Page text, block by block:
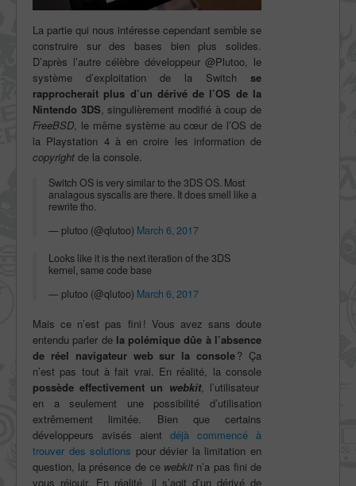
La partie qui nous intéresse cependant semble se
construire sur des bases bien plus solides.
D’après l’autre célèbre développeur @Plutoo, le
système d’exploitation de la Switch se
rapprocherait plus d’un dérivé de l’OS de la
Nintendo 3DS, singulièrement modifié à coup de
FreeBSD, le même système au cœur de l’OS de
la Playstation 4 à en croire les information de
copyright de la console.
Switch OS is very similar to the 3DS OS. Most
analagous syscalls are there. It does smell like a
rewrite tho.
— plutoo (@qlutoo) March 6, 2017
Looks like it is the next iteration of the 3DS
kernel, same code base
— plutoo (@qlutoo) March 6, 2017
Mais ce n’est pas fini ! Vous avez sans doute
entendu parler de la polémique dûe à l’absence
de réel navigateur web sur la console? Ça
n’est pas tout à fait vrai. En réalité, la console
possède effectivement un webkit, l’utilisateur
en a seulement une possibilité d’utilisation
extrêmement limitée. Bien que certains
développeurs avisés aient déjà commencé à
trouver des solutions pour dévier la limitation en
question, la présence de cewebkit n’a pas fini de
vous réjouir. En réalité, il s’agit d’un dérivé de